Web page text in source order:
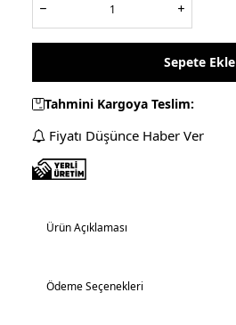
Sepete Ekle
Tahmini Kargoya Teslim:
Fiyatı Düşünce Haber Ver
Ürün Açıklaması
Ödeme Seçenekleri